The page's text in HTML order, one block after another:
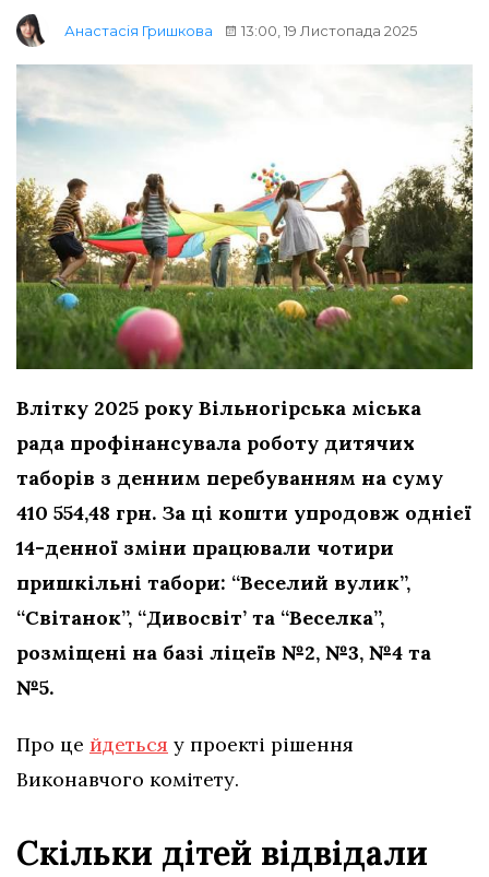
Анастасія Гришкова 13:00, 19 Листопада 2025
Влітку 2025 року Вільногірська міська
рада профінансувала роботу дитячих
таборів з денним перебуванням на суму
410 554,48 грн. За ці кошти упродовж однієї
14-денної зміни працювали чотири
пришкільні табори: “Веселий вулик”,
“Світанок”, “Дивосвіт’ та “Веселка”,
розміщені на базі ліцеїв №2, №3, №4 та
№5.
Про це йдеться у проекті рішення
Виконавчого комітету.
Скільки дітей відвідали